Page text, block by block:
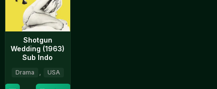
Shotgun
Wedding (1963)
Sub Indo
Drama USA